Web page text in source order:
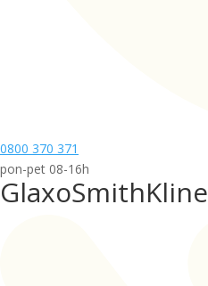
0800 370 371
pon-pet 08-16h
GlaxoSmithKline